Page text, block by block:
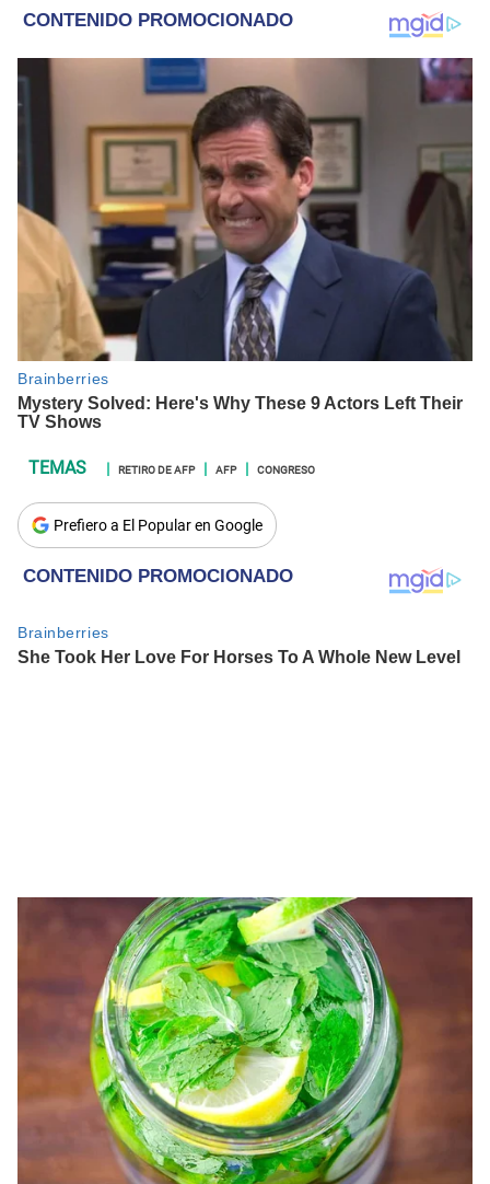
RETIRO DE AFP AFP CONGRESO
Prefiero a El Popular en Google